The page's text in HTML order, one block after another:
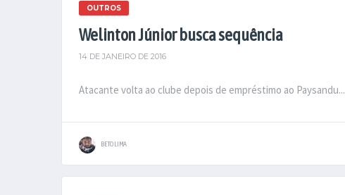
OUTROS
Welinton Júnior busca sequência
14 DE JANEIRO DE 2016
Atacante volta ao clube depois de empréstimo ao Paysandu...
BETO LIMA